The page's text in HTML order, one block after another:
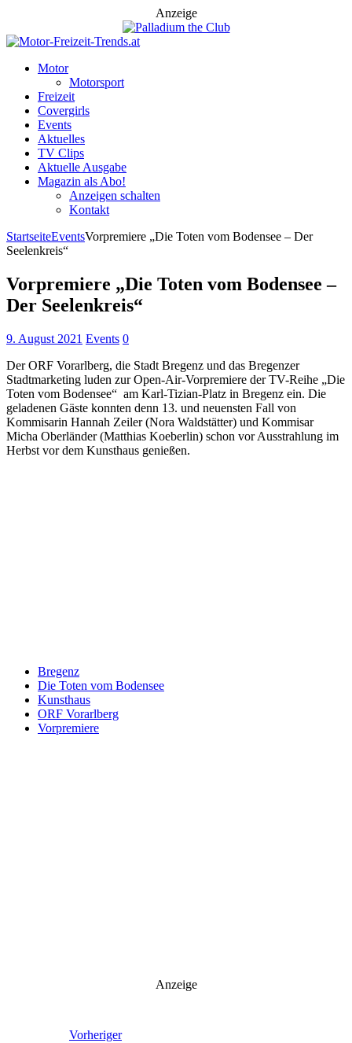
Anzeige
Motor
Motorsport
Freizeit
Covergirls
Events
Aktuelles
TV Clips
Aktuelle Ausgabe
Magazin als Abo!
Anzeigen schalten
Kontakt
StartseiteEventsVorpremiere „Die Toten vom Bodensee – Der
Seelenkreis“
Vorpremiere „Die Toten vom Bodensee –
Der Seelenkreis“
9. August 2021 Events 0
Der ORF Vorarlberg, die Stadt Bregenz und das Bregenzer
Stadtmarketing luden zur Open-Air-Vorpremiere der TV-Reihe „Die
Toten vom Bodensee“ am Karl-Tizian-Platz in Bregenz ein. Die
geladenen Gäste konnten denn 13. und neuensten Fall von
Kommisarin Hannah Zeiler (Nora Waldstätter) und Kommisar
Micha Oberländer (Matthias Koeberlin) schon vor Ausstrahlung im
Herbst vor dem Kunsthaus genießen.
Bregenz
Die Toten vom Bodensee
Kunsthaus
ORF Vorarlberg
Vorpremiere
Anzeige
Vorheriger